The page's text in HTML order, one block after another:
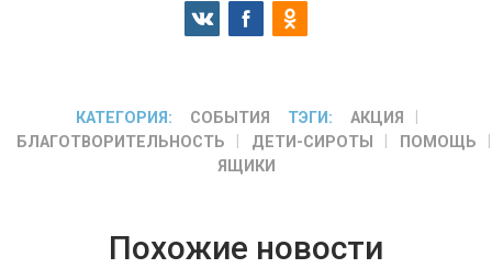
КАТЕГОРИЯ: СОБЫТИЯ ТЭГИ:
АКЦИЯ
БЛАГОТВОРИТЕЛЬНОСТЬ
ДЕТИ-СИРОТЫ
ПОМОЩЬ
ЯЩИКИ
Похожие новости